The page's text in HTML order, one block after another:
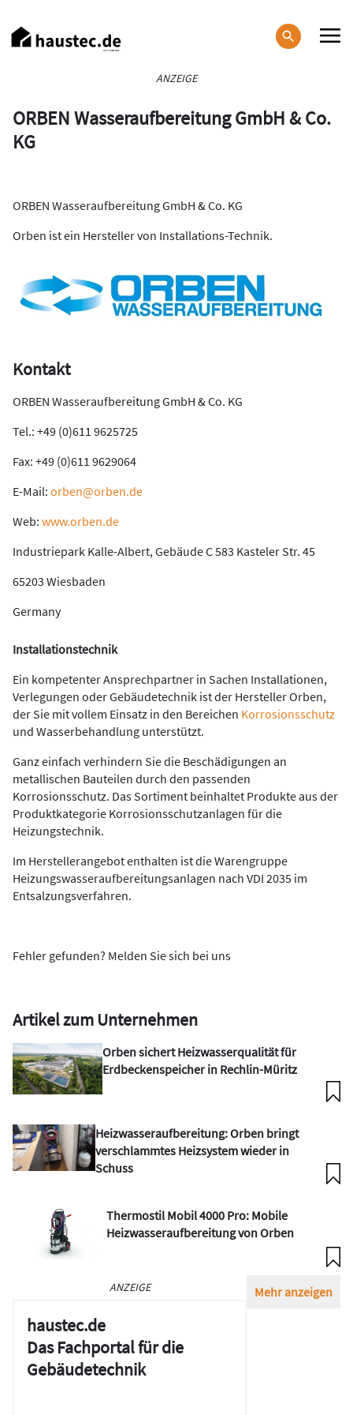
zum
Inhalt
ANZEIGE
ORBEN Wasseraufbereitung GmbH & Co.
KG
ORBEN Wasseraufbereitung GmbH & Co. KG
Orben ist ein Hersteller von Installations-Technik.
Kontakt
ORBEN Wasseraufbereitung GmbH & Co. KG
Tel.: +49 (0)611 9625725
Fax: +49 (0)611 9629064
E-Mail: orben@orben.de
Web: www.orben.de
Industriepark Kalle-Albert, Gebäude C 583 Kasteler Str. 45
65203 Wiesbaden
Germany
Installationstechnik
Ein kompetenter Ansprechpartner in Sachen Installationen,
Verlegungen oder Gebäudetechnik ist der Hersteller Orben,
der Sie mit vollem Einsatz in den Bereichen Korrosionsschutz
und Wasserbehandlung unterstützt.
Ganz einfach verhindern Sie die Beschädigungen an
metallischen Bauteilen durch den passenden
Korrosionsschutz. Das Sortiment beinhaltet Produkte aus der
Produktkategorie Korrosionsschutzanlagen für die
Heizungstechnik.
Im Herstellerangebot enthalten ist die Warengruppe
Heizungswasseraufbereitungsanlagen nach VDI 2035 im
Entsalzungsverfahren.
Fehler gefunden? Melden Sie sich bei uns
Artikel zum Unternehmen
Orben sichert Heizwasserqualität für
Erdbeckenspeicher in Rechlin-Müritz
Heizwasseraufbereitung: Orben bringt
verschlammtes Heizsystem wieder in
Schuss
Thermostil Mobil 4000 Pro: Mobile
Heizwasseraufbereitung von Orben
Mehr anzeigen
ANZEIGE
haustec.de
Das Fachportal für die
Gebäudetechnik